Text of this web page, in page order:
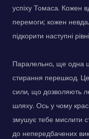
успіху Томаса. Кожен
перемоги; кожен
підкорити наступні
Паралельно, ще одна
стирання перешкод.
сили, що дозволяють
шляху. Ось у чому
змушує тебе мислити
до непередбачених